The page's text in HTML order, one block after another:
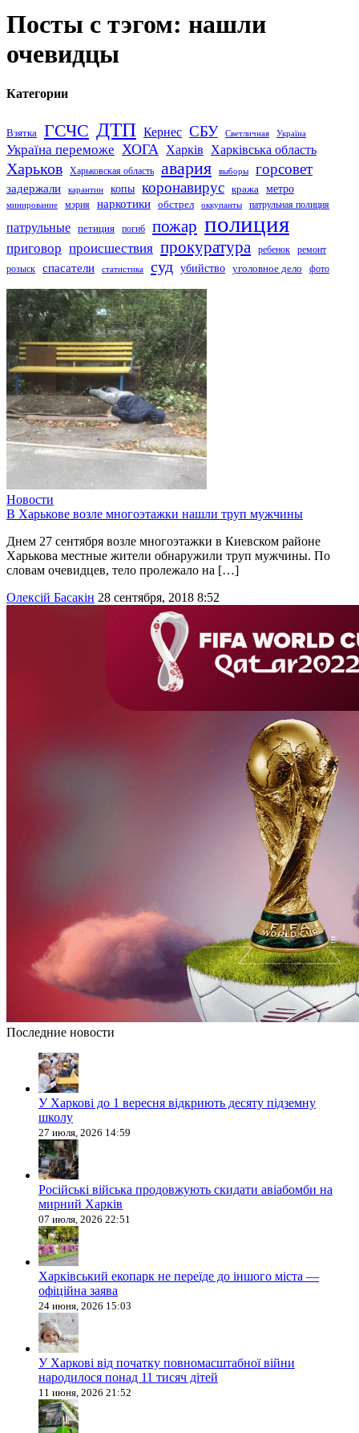
Посты с тэгом: нашли
очевидцы
Категории
Взятка ГСЧС ДТП Кернес СБУ Светличная Україна
Україна переможе ХОГА Харків Харківська область
Харьков Харьковская область авария выборы горсовет
задержали карантин копы коронавирус кража метро
минирование мэрия наркотики обстрел оккупанты патрульная полиция
патрульные петиция погиб пожар полиция
приговор происшествия прокуратура ребенок
ремонт
розыск
спасатели статистика суд убийство уголовное дело фото
Новости
В Харькове возле многоэтажки нашли труп мужчины
Днем 27 сентября возле многоэтажки в Киевском районе
Харькова местные жители обнаружили труп мужчины. По
словам очевидцев, тело пролежало на […]
Олексій Басакін 28 сентября, 2018 8:52
Последние новости
У Харкові до 1 вересня відкриють десяту підземну
школу
27 июля, 2026 14:59
Російські війська продовжують скидати авіабомби на
мирний Харків
07 июля, 2026 22:51
Харківський екопарк не переїде до іншого міста —
офіційна заява
24 июня, 2026 15:03
У Харкові від початку повномасштабної війни
народилося понад 11 тисяч дітей
11 июня, 2026 21:52